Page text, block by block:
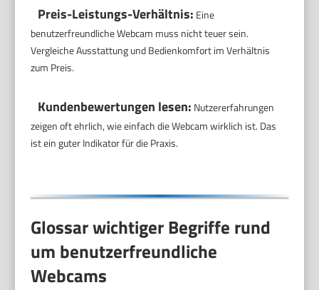
Preis-Leistungs-Verhältnis: Eine
benutzerfreundliche Webcam muss nicht teuer sein.
Vergleiche Ausstattung und Bedienkomfort im Verhältnis
zum Preis.
Kundenbewertungen lesen: Nutzererfahrungen
zeigen oft ehrlich, wie einfach die Webcam wirklich ist. Das
ist ein guter Indikator für die Praxis.
Glossar wichtiger Begriffe rund
um benutzerfreundliche
Webcams